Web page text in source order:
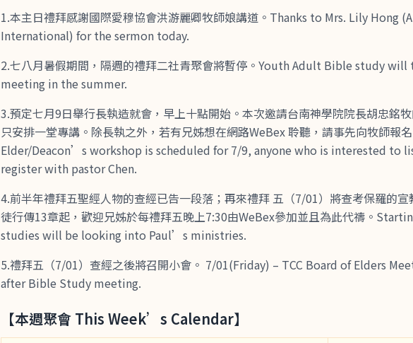
1.本主日禮拜感謝國際愛穆協會洪游麗卿牧師娘講道。Thanks to Mrs. Lily Hong
International) for the sermon today.
2.七八月暑假期間，隔週的禮拜二社青聚會將暫停。Youth Adult Bible study
meeting in the summer.
3.預定七月9日舉行長執造就會，早上十點開始。本次邀請台南神學院院長胡忠銘
只安排一堂專講。除長執之外，若有兄姊想在網路WeBex 聆聽，請事先向牧師報
Elder/Deacon’s workshop is scheduled for 7/9, anyone who is interested to
register with pastor Chen.
4.前半年禮拜五聖經人物的查經已告一段落；再來禮拜 五（7/01）將查考保羅的
徒行傳13章起，歡迎兄姊於每禮拜五晚上7:30由WeBex參加並且為此代禱。
studies will be looking into Paul’s ministries.
5.禮拜五（7/01）查經之後將召開小會。 7/01(Friday) – TCC Board of Elders
after Bible Study meeting.
【本週聚會 This Week’s Calendar】